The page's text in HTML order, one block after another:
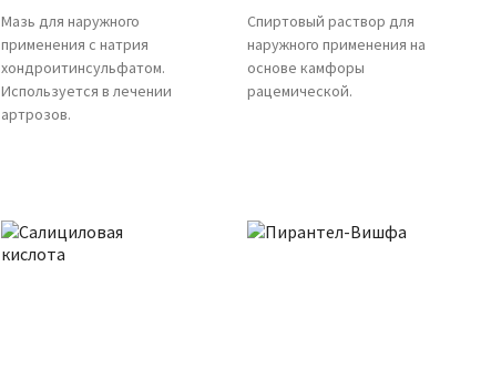
Мазь для наружного
применения с натрия
хондроитинсульфатом.
Используется в лечении
артрозов.
Спиртовый раствор для
наружного применения на
основе камфоры
рацемической.